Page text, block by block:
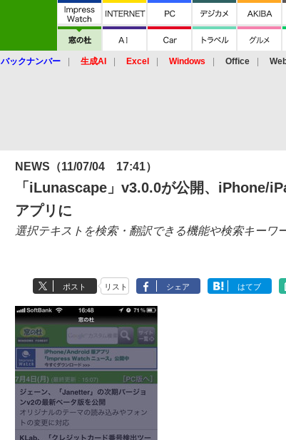
バックナンバー 生成AI Excel Windows Office
NEWS （11/07/04 17:41）
「iLunascape」v3.0.0が公開、iPhone/
アプリに
選択テキストを検索・翻訳できる機能や検索キーワ
ポスト リスト シェア はてブ